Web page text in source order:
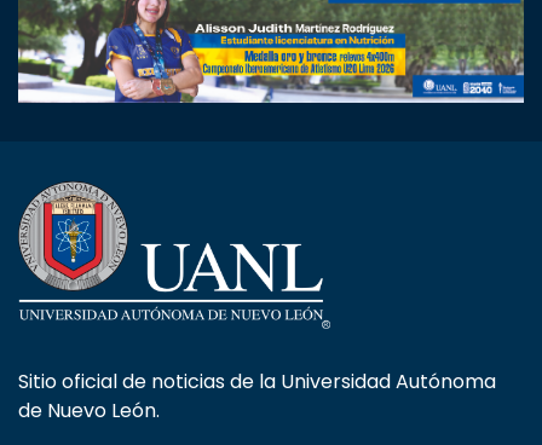
Sitio oficial de noticias de la Universidad Autónoma
de Nuevo León.